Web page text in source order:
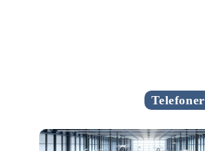
Telefoner